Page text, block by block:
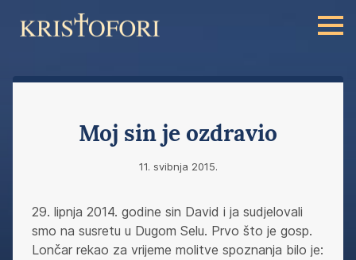
Moj sin je ozdravio
11. svibnja 2015.
29. lipnja 2014. godine sin David i ja sudjelovali
smo na susretu u Dugom Selu. Prvo što je gosp.
Lončar rekao za vrijeme molitve spoznanja bilo je: